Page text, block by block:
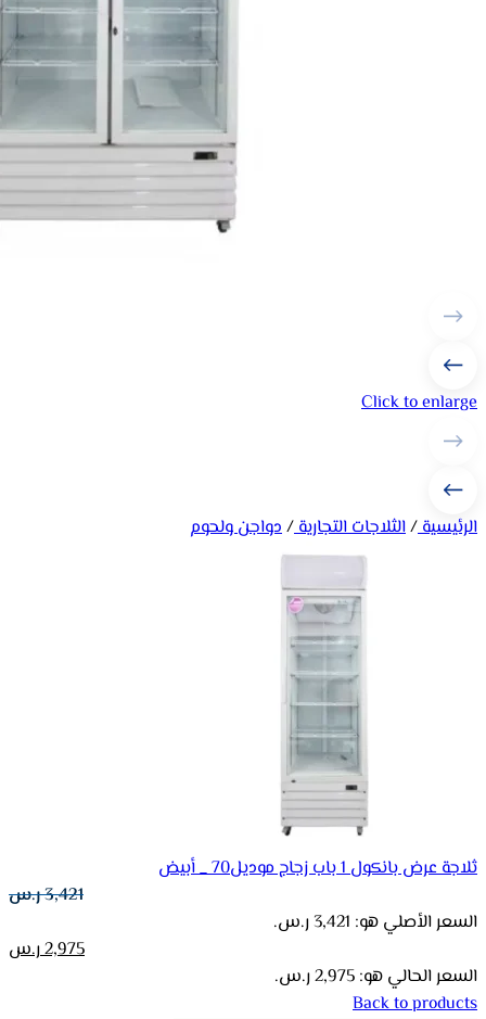
Click to enlarge
الرئيسية/الثلاجات التجارية/دواجن ولحوم
ثلاجة عرض بانكول 1 باب زجاج موديل70 _ أبيض
3,421ر.س
السعر الأصلي هو: 3,421 ر.س.
2,975ر.س
السعر الحالي هو: 2,975 ر.س.
Back to products